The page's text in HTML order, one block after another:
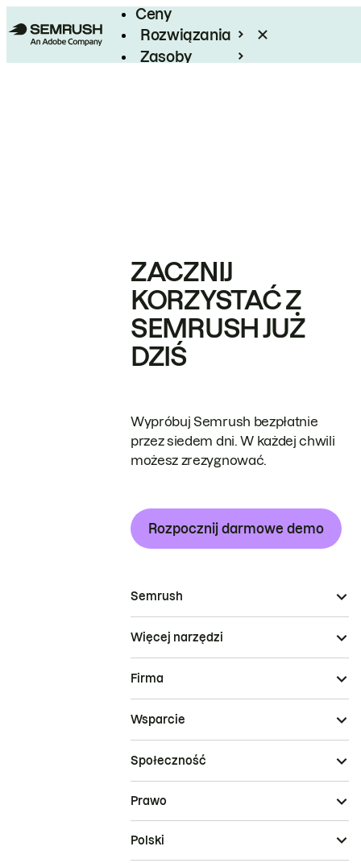
Ceny
Rozwiązania
Zasoby
ZACZNIJ
KORZYSTAĆ Z
SEMRUSH JUŻ
DZIŚ
Wypróbuj Semrush bezpłatnie
przez siedem dni. W każdej chwili
możesz zrezygnować.
Rozpocznij darmowe demo
Semrush
Więcej narzędzi
Firma
Wsparcie
Społeczność
Prawo
Polski